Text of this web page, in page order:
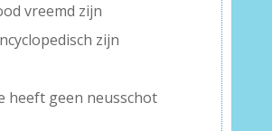
vreemd zijn
zijn
heeft geen neusschot